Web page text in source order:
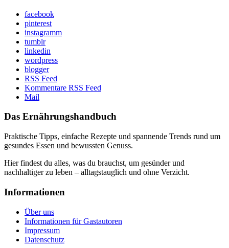
facebook
pinterest
instagramm
tumblr
linkedin
wordpress
blogger
RSS Feed
Kommentare RSS Feed
Mail
Das Ernährungshandbuch
Praktische Tipps, einfache Rezepte und spannende Trends rund um
gesundes Essen und bewussten Genuss.
Hier findest du alles, was du brauchst, um gesünder und
nachhaltiger zu leben – alltagstauglich und ohne Verzicht.
Informationen
Über uns
Informationen für Gastautoren
Impressum
Datenschutz